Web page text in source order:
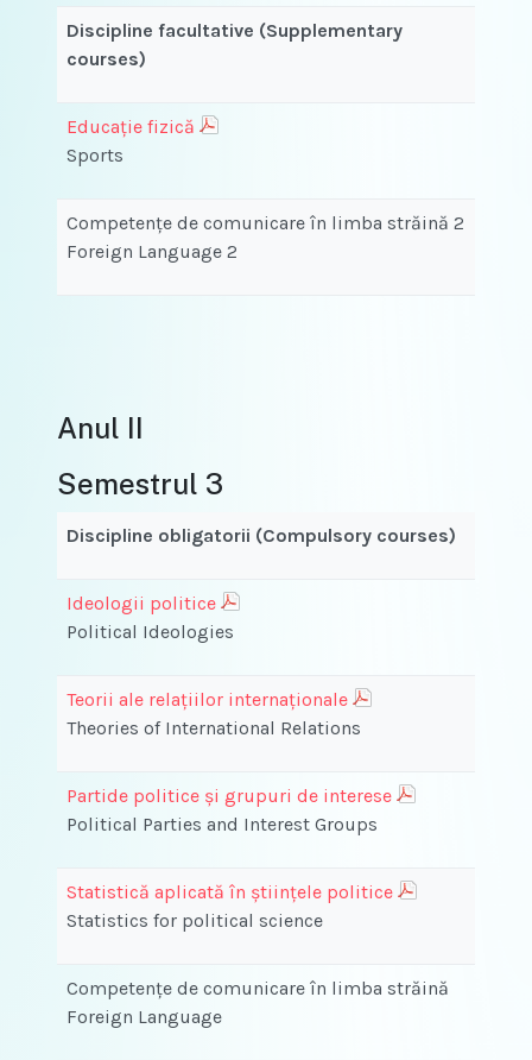
Discipline facultative (Supplementary
courses)
Educație fizică
Sports
Competenţe de comunicare în limba străină 2
Foreign Language 2
Anul II
Semestrul 3
Discipline obligatorii (Compulsory courses)
Ideologii politice
Political Ideologies
Teorii ale relaţiilor internaţionale
Theories of International Relations
Partide politice și grupuri de interese
Political Parties and Interest Groups
Statistică aplicată în științele politice
Statistics for political science
Competenţe de comunicare în limba străină
Foreign Language